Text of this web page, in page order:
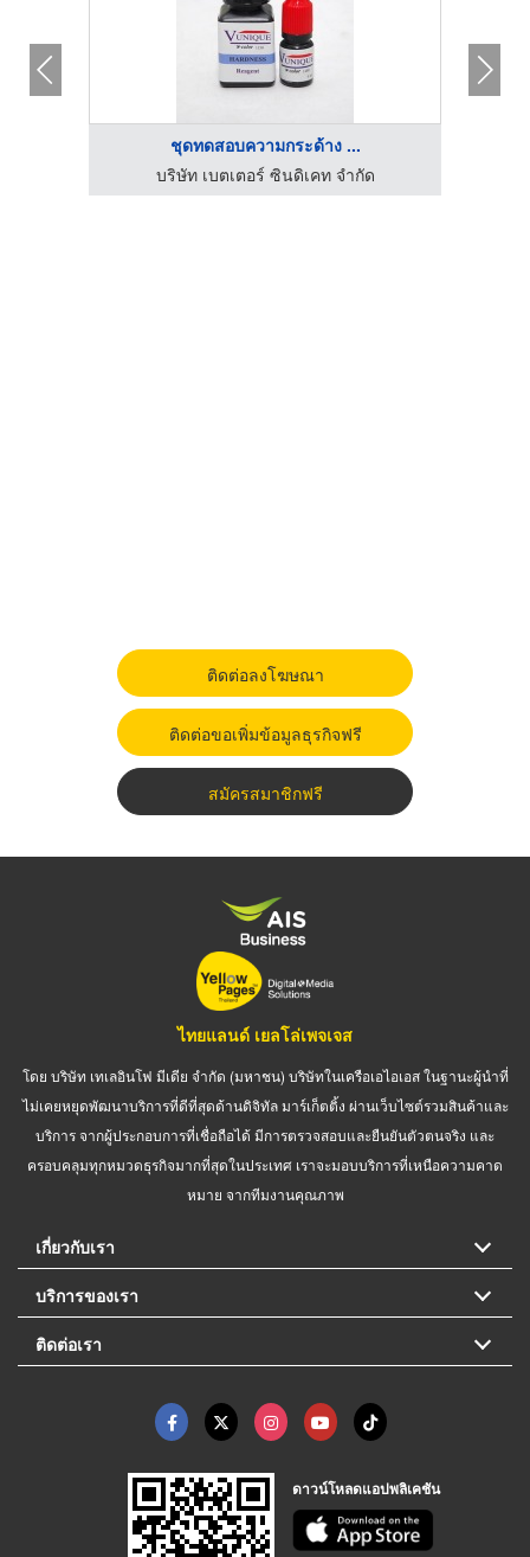
ชุดทดสอบความกระด้าง ...
บริษัท เบตเตอร์ ซินดิเคท จำกัด
ติดต่อลงโฆษณา
ติดต่อขอเพิ่มข้อมูลธุรกิจฟรี
สมัครสมาชิกฟรี
ไทยแลนด์ เยลโล่เพจเจส
โดย บริษัท เทเลอินโฟ มีเดีย จำกัด (มหาชน) บริษัทในเครือเอไอเอส ในฐานะผู้นำที่
ไม่เคยหยุดพัฒนาบริการที่ดีที่สุดด้านดิจิทัล มาร์เก็ตติ้ง ผ่านเว็บไซต์รวมสินค้าและ
บริการ จากผู้ประกอบการที่เชื่อถือได้ มีการตรวจสอบและยืนยันตัวตนจริง และ
ครอบคลุมทุกหมวดธุรกิจมากที่สุดในประเทศ เราจะมอบบริการที่เหนือความคาด
หมาย จากทีมงานคุณภาพ
เกี่ยวกับเรา
บริการของเรา
ติดต่อเรา
ดาวน์โหลดแอปพลิเคชัน